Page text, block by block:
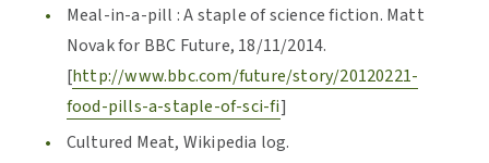
Meal-in-a-pill : A staple of science fiction. Matt
Novak for BBC Future, 18/11/2014.
[http://www.bbc.com/future/story/20120221-
food-pills-a-staple-of-sci-fi]
Cultured Meat, Wikipedia log.